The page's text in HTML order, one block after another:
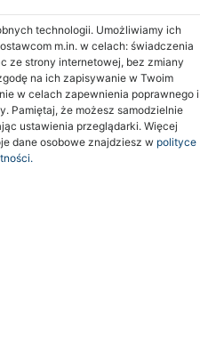
technologii. Umożliwiamy ich
m.in. w celach: świadczenia
ze strony internetowej, bez zmiany
na ich zapisywanie w Twoim
w celach zapewnienia poprawnego i
Pamiętaj, że możesz samodzielnie
ustawienia przeglądarki. Więcej
dane osobowe znajdziesz w polityce